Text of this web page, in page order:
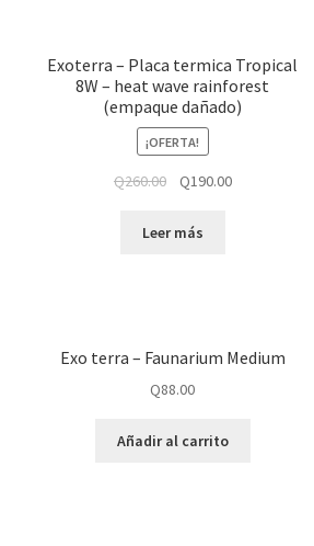
Exoterra – Placa termica Tropical
8W – heat wave rainforest
(empaque dañado)
¡OFERTA!
Q260.00 Q190.00
Leer más
Exo terra – Faunarium Medium
Q88.00
Añadir al carrito